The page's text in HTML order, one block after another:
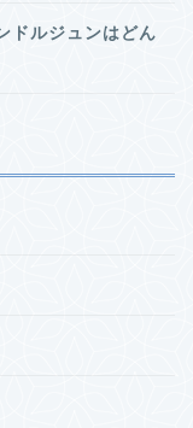
ドルジュンはどん